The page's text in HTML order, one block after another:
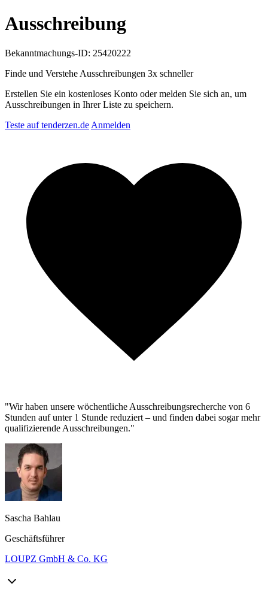
Ausschreibung
Bekanntmachungs-ID: 25420222
Finde und Verstehe Ausschreibungen 3x schneller
Erstellen Sie ein kostenloses Konto oder melden Sie sich an, um
Ausschreibungen in Ihrer Liste zu speichern.
Teste auf tenderzen.de Anmelden
"Wir haben unsere wöchentliche Ausschreibungsrecherche von 6
Stunden auf unter 1 Stunde reduziert – und finden dabei sogar mehr
qualifizierende Ausschreibungen."
Sascha Bahlau
Geschäftsführer
LOUPZ GmbH & Co. KG